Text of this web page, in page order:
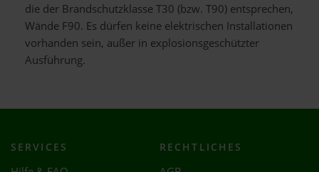
die der Brandschutzklasse T30 (bzw. T90) entsprechen,
Wände F90. Es dürfen keine elektrischen Installationen
vorhanden sein, außer in explosionsgeschützter
Ausführung.
SERVICES RECHTLICHES